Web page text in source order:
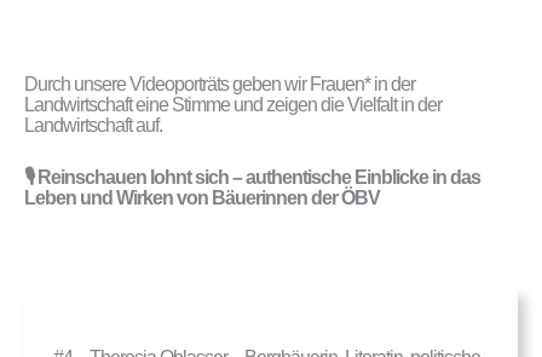
Durch unsere Videoporträts geben wir Frauen* in der
Landwirtschaft eine Stimme und zeigen die Vielfalt in der
Landwirtschaft auf.
🎙️ Reinschauen lohnt sich – authentische Einblicke in das
Leben und Wirken von Bäuerinnen der ÖBV